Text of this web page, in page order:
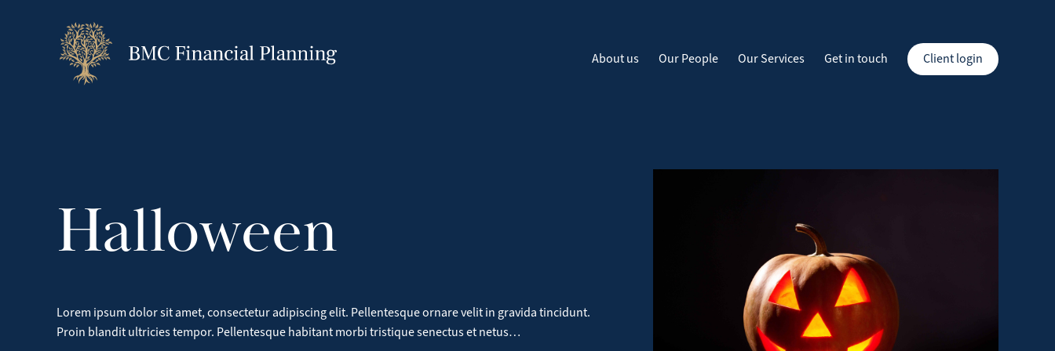
About us
Our People Our Services Get in touch Client login
Halloween
Lorem ipsum dolor sit amet, consectetur adipiscing elit. Pellentesque ornare velit in gravida tincidunt.
Proin blandit ultricies tempor. Pellentesque habitant morbi tristique senectus et netus…